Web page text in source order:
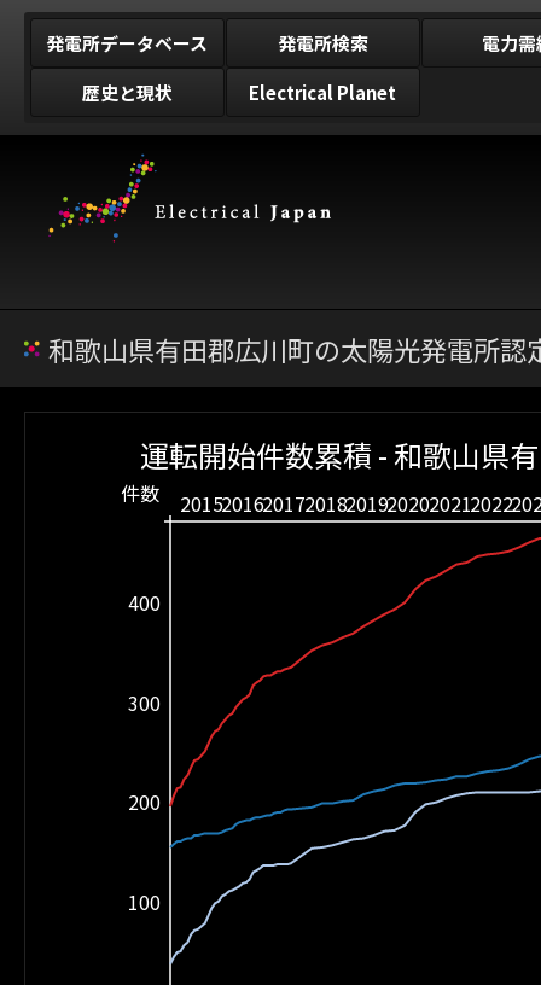
発電所データベース 発電所検索
電力需
歴史と現状
Electrical Planet
和歌山県有田郡広川町の太陽光発電所
20152016201720182019202020212022
100
200
300
400
件数
運転開始件数累積 - 和歌山県